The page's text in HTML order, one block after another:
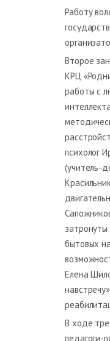
Работу
Второе
КРЦ
работы с
психолог
(учитель-
бытовых
Елена
В ходе
педагоги-